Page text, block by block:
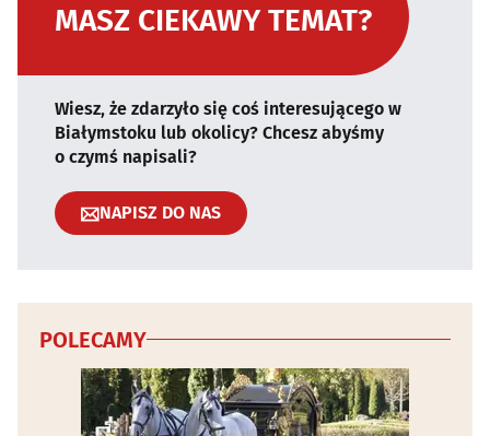
MASZ CIEKAWY TEMAT?
Wiesz, że zdarzyło się coś interesującego w
Białymstoku lub okolicy? Chcesz abyśmy
o czymś napisali?
NAPISZ DO NAS
POLECAMY